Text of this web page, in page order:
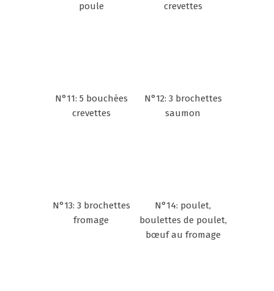
poule
crevettes
N°11: 5 bouchées
crevettes
N°12: 3 brochettes
saumon
N°13: 3 brochettes
fromage
N°14: poulet,
boulettes de poulet,
bœuf au fromage